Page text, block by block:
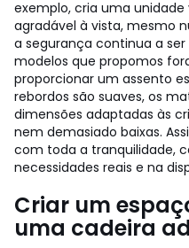
exemplo, cria uma
agradável à vista, mesmo
a segurança continua a ser
modelos que propomos
proporcionar um assento
rebordos são suaves, os
dimensões adaptadas às
nem demasiado baixas.
com toda a tranquilidade,
necessidades reais e na
Criar um
uma cadeira